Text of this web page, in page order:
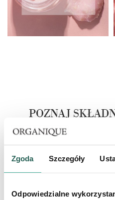
Zgoda Szczegóły
Odpowiedzialne
POZNAJ
KTÓRE
zbieranych nasion drzewa